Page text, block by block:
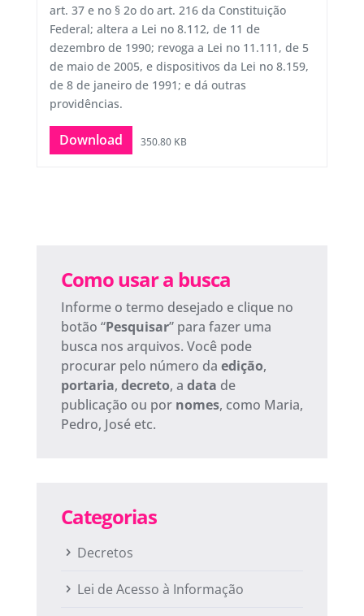
art. 37 e no § 2o do art. 216 da Constituição
Federal; altera a Lei no 8.112, de 11 de
dezembro de 1990; revoga a Lei no 11.111, de 5
de maio de 2005, e dispositivos da Lei no 8.159,
de 8 de janeiro de 1991; e dá outras
providências.
Download 350.80 KB
Como usar a busca
Informe o termo desejado e clique no
botão “Pesquisar” para fazer uma
busca nos arquivos. Você pode
procurar pelo número da edição,
portaria, decreto, a data de
publicação ou por nomes, como Maria,
Pedro, José etc.
Categorias
Decretos
Lei de Acesso à Informação